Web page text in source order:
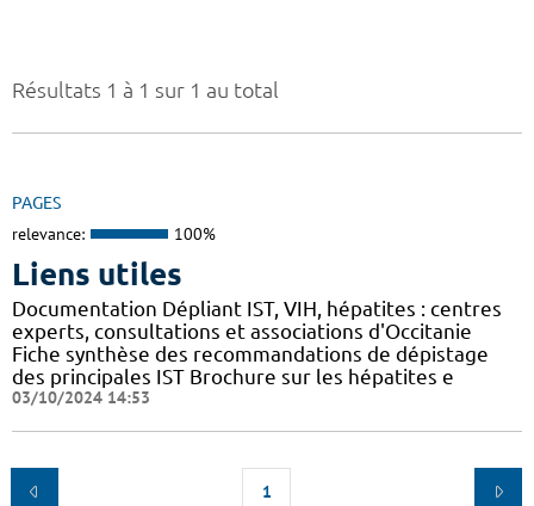
Résultats 1 à 1 sur 1 au total
PAGES
relevance: 100%
Liens utiles
Documentation Dépliant IST, VIH, hépatites : centres
experts, consultations et associations d'Occitanie
Fiche synthèse des recommandations de dépistage
des principales IST Brochure sur les hépatites e
03/10/2024 14:53
1